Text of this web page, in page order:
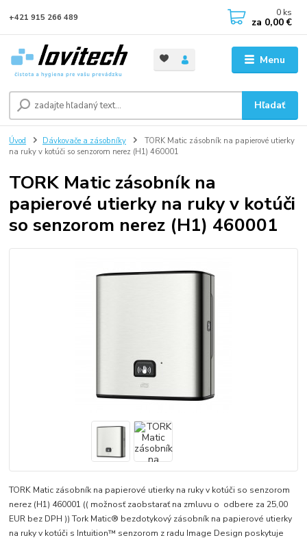
Menu
Hľadať
+421 915 266 489 0 ks
za 0,00 €
Úvod Dávkovače a zásobníky
TORK Matic zásobník na papierové utierky
na ruky v kotúči so senzorom nerez (H1) 460001
TORK Matic zásobník na
papierové utierky na ruky v kotúči
so senzorom nerez (H1) 460001
TORK Matic zásobník na papierové utierky na ruky v kotúči so senzorom
nerez (H1) 460001 (( možnosť zaobstarať na zmluvu o odbere za 25,00
EUR bez DPH )) Tork Matic® bezdotykový zásobník na papierové utierky
na ruky v kotúči s Intuition™ senzorom z radu Image Design poskytuje